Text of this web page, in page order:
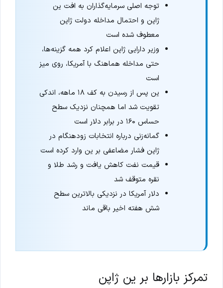
توجه اصلی سرمایه‌گذاران به افت ین
ژاپن و احتمال مداخله دولت ژاپن
معطوف شده است
وزیر دارایی ژاپن اعلام کرد همه گزینه‌ها،
حتی مداخله هماهنگ با آمریکا، روی میز
است
ین پس از رسیدن به کف ۱۸ ماهه، اندکی
تقویت شد اما همچنان نزدیک سطح
حساس ۱۶۰ در برابر دلار است
گمانه‌زنی درباره انتخابات زودهنگام در
ژاپن فشار مضاعفی بر ین وارد کرده است
قیمت نفت کاهش یافت و رشد طلا و
نقره متوقف شد
دلار آمریکا در نزدیکی بالاترین سطح
شش هفته اخیر باقی ماند
تمرکز بازارها بر ین ژاپن